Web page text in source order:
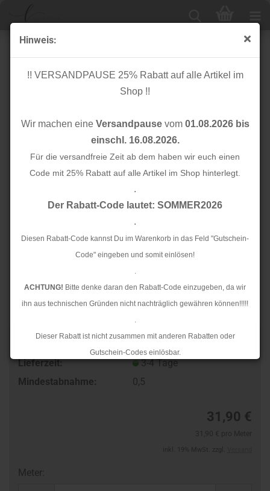
Hinweis:
!! VERSANDPAUSE 25% Rabatt auf alle Artikel im
Shop !!
Wir machen eine Versandpausevom 01.08.2026 bis
einschl. 16.08.2026.
Für die versandfreie Zeit ab dem haben wir euch einen
Code mit 25% Rabatt auf alle Artikel im Shop hinterlegt.
.
Der Rabatt-Code lautet: SOMMER2026
.
Diesen Rabatt-Code kannst Du im Warenkorb in das Feld "Gutschein-
Code" eingeben und somit einlösen!
.
ACHTUNG! Bitte denke daran den Rabatt-Code einzugeben, da wir
ihn aus technischen Gründen nicht nachträglich gewähren können!!!!!
.
Dieser Rabatt ist nicht zusammen mit anderen Rabatten oder
Gutschein-Codes einlösbar.
.
Ab dem 17.08.2026 versenden wir wieder wie gewohnt. Aufgrund des
Bio Strick - Woolen Ottoman - creamy white - Mind the
Maker
Lieferzeit:
3-4 Tage
Mindestabnahme:
0,5
31,90 €
Meter: